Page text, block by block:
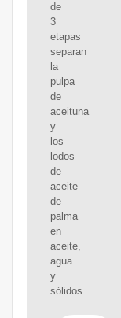
de
3
etapas
separan
la
pulpa
de
aceituna
y
los
lodos
de
aceite
de
palma
en
aceite,
agua
y
sólidos.